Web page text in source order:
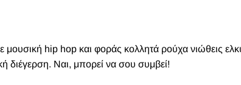
hip hop και φοράς κολλητά ρούχα νιώθεις
διέγερση. Ναι, μπορεί να σου συμβεί!